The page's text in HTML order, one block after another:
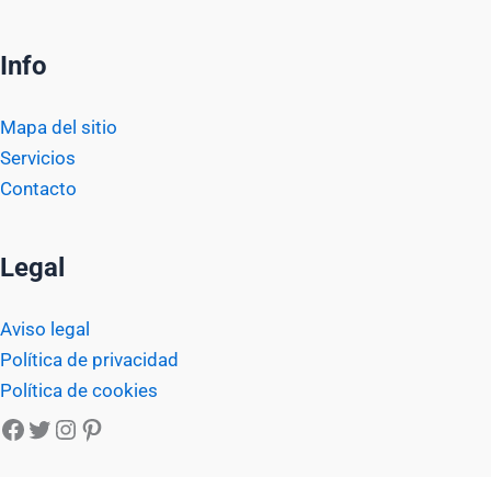
Info
Mapa del sitio
Servicios
Contacto
Legal
Aviso legal
Política de privacidad
Política de cookies
Facebook
Twitter
Instagram
Pinterest